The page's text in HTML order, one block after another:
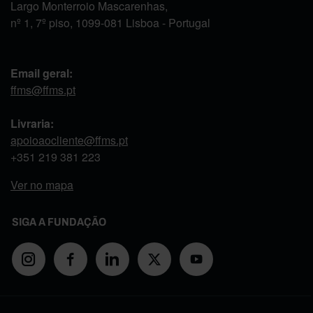
Largo Monterroio Mascarenhas,
nº 1, 7º piso, 1099-081 Lisboa - Portugal
Email geral:
ffms@ffms.pt
Livraria:
apoioaocliente@ffms.pt
+351 219 381 223
Ver no mapa
SIGA A FUNDAÇÃO